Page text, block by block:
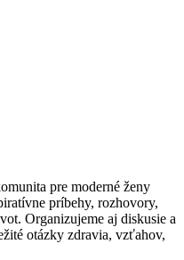
pre moderné ženy
príbehy, rozhovory,
Organizujeme aj diskusie a
otázky zdravia, vzťahov,